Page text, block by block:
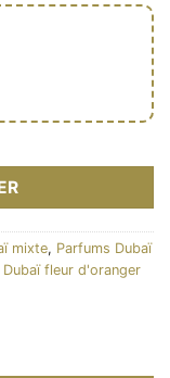
mixte (flacon vert
mixte, Parfums Dubaï
Dubaï fleur d'oranger